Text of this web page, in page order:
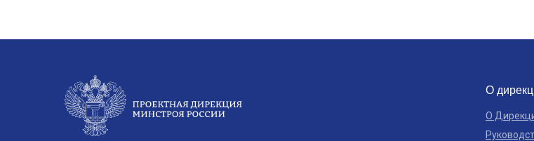
О
О